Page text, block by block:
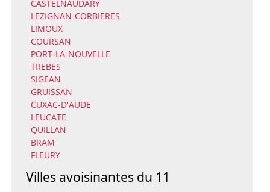
CASTELNAUDARY
LEZIGNAN-CORBIERES
LIMOUX
COURSAN
PORT-LA-NOUVELLE
TREBES
SIGEAN
GRUISSAN
CUXAC-D'AUDE
LEUCATE
QUILLAN
BRAM
FLEURY
Villes avoisinantes du 11